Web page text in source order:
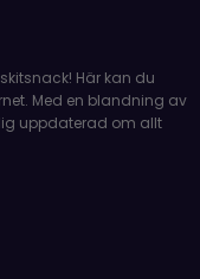
Här kan du
Med en blandning av
uppdaterad om allt